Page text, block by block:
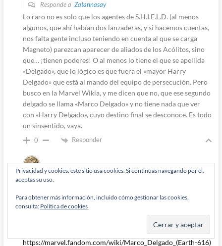
Responde a Zatannasay
Lo raro no es solo que los agentes de S.H.I.E.L.D. (al menos
algunos, que ahí habían dos lanzaderas, y si hacemos cuentas,
nos falta gente incluso teniendo en cuenta al que se carga
Magneto) parezcan aparecer de aliados de los Acólitos, sino
que… ¡tienen poderes! O al menos lo tiene el que se apellida
«Delgado», que lo lógico es que fuera el «mayor Harry
Delgado» que está al mando del equipo de persecución. Pero
busco en la Marvel Wikia, y me dicen que no, que ese segundo
delgado se llama «Marco Delgado» y no tiene nada que ver
con «Harry Delgado», cuyo destino final se desconoce. Es todo
un sinsentido, vaya.
0 Responder
Payton Wynn
Responde a Payton Wynn
Uf, miro los comentarios de la página dedicada a «Marco
Delgado», y es para llevarse las manos a la cabeza:
https://marvel.fandom.com/wiki/Marco_Delgado_(Earth-616)
Privacidad y cookies: este sitio usa cookies. Si continúas navegando por él,
aceptas su uso.
Para obtener más información, incluido cómo gestionar las cookies,
consulta: Política de cookies